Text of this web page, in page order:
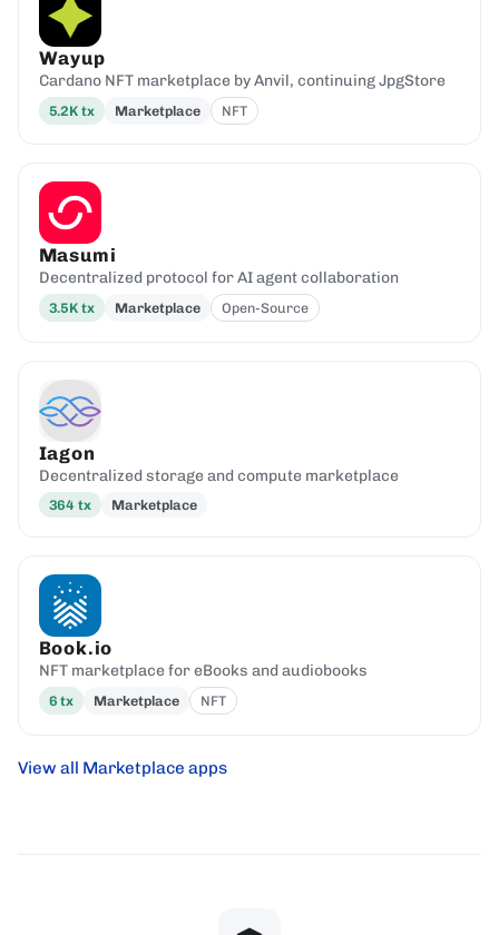
Wayup
Cardano NFT marketplace by Anvil, continuing JpgStore
5.2K tx Marketplace NFT
Masumi
Decentralized protocol for AI agent collaboration
3.5K tx Marketplace Open-Source
Iagon
Decentralized storage and compute marketplace
364 tx Marketplace
Book.io
NFT marketplace for eBooks and audiobooks
6 tx Marketplace NFT
View all Marketplace apps